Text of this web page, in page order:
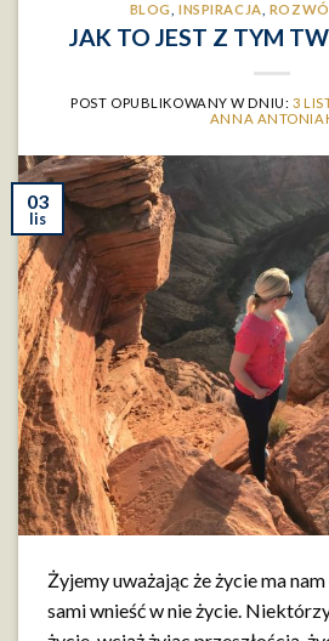
BLOG ,INSPIRACJA
JAK TO JEST Z TYM
POST OPUBLIKOWANY W DNIU: 3
ANNA
03
lis
Żyjemy uważając że życie ma
sami wnieść w nie życie.